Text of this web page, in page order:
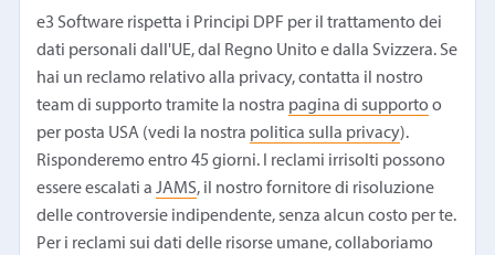
e3 Software rispetta i Principi DPF per il trattamento dei
dati personali dall'UE, dal Regno Unito e dalla Svizzera. Se
hai un reclamo relativo alla privacy, contatta il nostro
team di supporto tramite la nostra pagina di supportoo
per posta USA (vedi la nostra politica sulla privacy).
Risponderemo entro 45 giorni. I reclami irrisolti possono
essere escalati aJAMS, il nostro fornitore di risoluzione
delle controversie indipendente, senza alcun costo per te.
Per i reclami sui dati delle risorse umane, collaboriamo